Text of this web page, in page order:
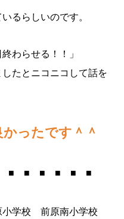
るらしいのです。
わらせる！！」
たとニコニコして話を
ったです＾＾
■ ■ ■ ■ ■ ■
学校 前原南小学校